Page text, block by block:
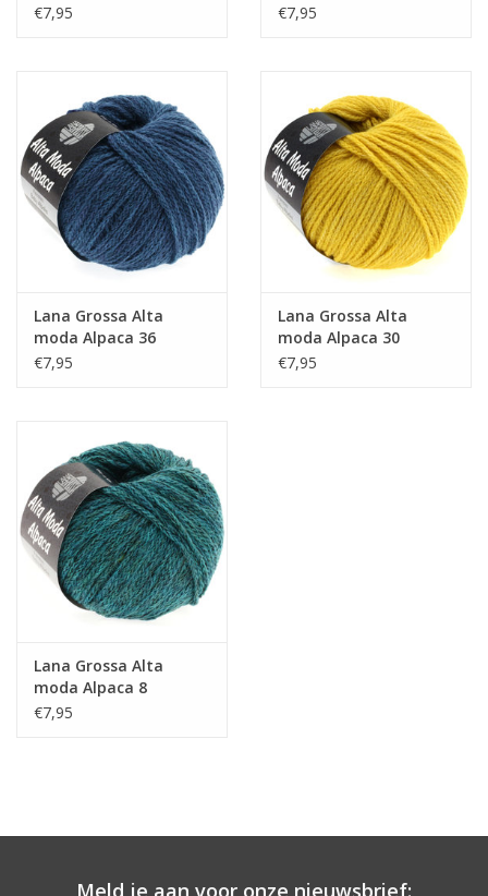
€7,95
€7,95
Lana Grossa Alta
moda Alpaca 36
€7,95
Lana Grossa Alta
moda Alpaca 30
€7,95
Lana Grossa Alta
moda Alpaca 8
€7,95
Meld je aan voor onze nieuwsbrief: